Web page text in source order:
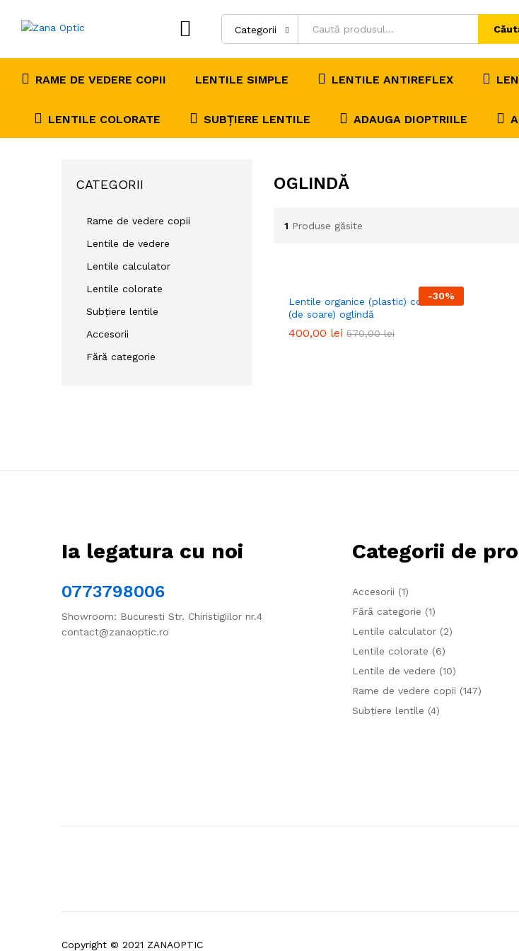
Categorii
RAME DE VEDERE COPII LENTILE SIMPLE LENTILE ANTIREFLEX
LENTILE COLORATE SUBȚIERE LENTILE ADAUGA DIOPTRIILE
OGLINDĂ
1 Produse găsite
-30%
Lentile organice (plastic) colorate
(de soare) oglindă
400,00 lei 570,00lei
400,00 lei 570,00lei
CATEGORII
Rame de vedere copii
Lentile de vedere
Lentile calculator
Lentile colorate
Subțiere lentile
Accesorii
Fără categorie
Ia legatura cu noi
0773798006
Showroom: Bucuresti Str. Chiristigiilor nr.4
contact@zanaoptic.ro
Categorii de
Accesorii (1)
Fără categorie (1)
Lentile calculator (2)
Lentile colorate (6)
Lentile de vedere (10)
Rame de vedere copii (147)
Subțiere lentile (4)
Copyright © 2021 ZANAOPTIC